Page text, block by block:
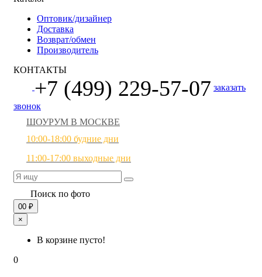
Оптовик/дизайнер
Доставка
Возврат/обмен
Производитель
КОНТАКТЫ
+7 (499) 229-57-07 заказать
звонок
ШОУРУМ В МОСКВЕ
10:00-18:00 будние дни
11:00-17:00 выходные дни
Поиск по фото
00 ₽
×
В корзине пусто!
0